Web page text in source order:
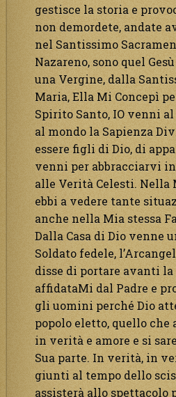
gestisce la storia e
non demordete, andate
nel Santissimo
Nazareno, sono quel
una Vergine, dalla
Maria, Ella Mi Concepì
Spirito Santo, IO venni
al mondo la Sapienza
essere figli di Dio, di
venni per abbracciarvi
alle Verità Celesti. Nella
ebbi a vedere tante
anche nella Mia stessa
Dalla Casa di Dio venne
Soldato fedele,
disse di portare avanti
affidataMi dal Padre e
gli uomini perché Dio
popolo eletto, quello che
in verità e amore e si
Sua parte. In verità, in
giunti al tempo dello
assisterà allo spettacolo